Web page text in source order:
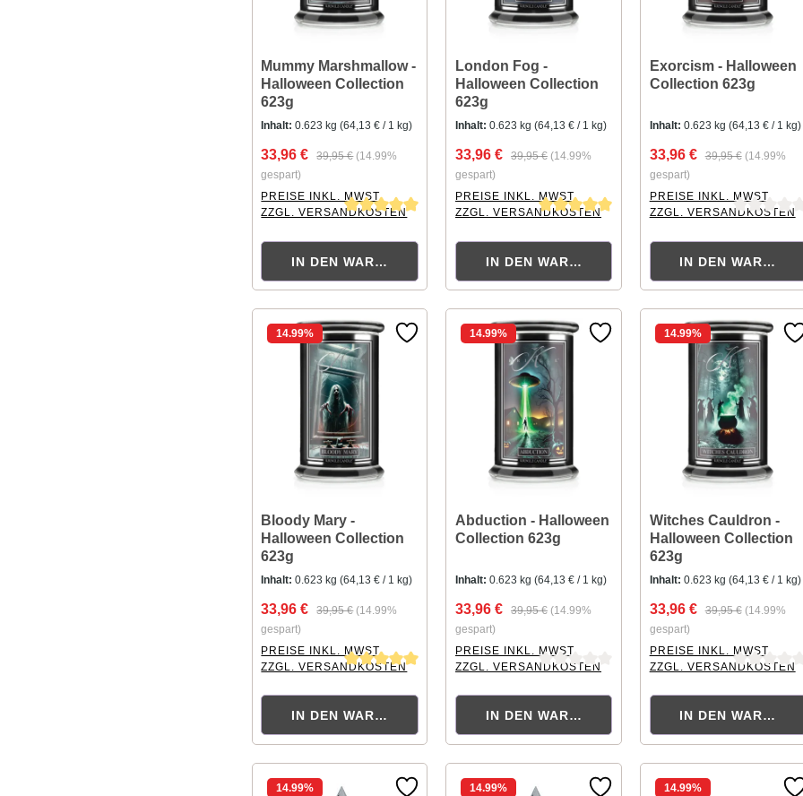
Mummy Marshmallow -
Halloween Collection
623g
Inhalt:0.623 kg(64,13 € / 1 kg)
33,96 € 39,95 € (14.99%
gespart)
PREISE INKL. MWST.
ZZGL. VERSANDKOSTEN
IN DEN WARENKORB
London Fog -
Halloween Collection
623g
Inhalt:0.623 kg(64,13 € / 1 kg)
33,96 € 39,95 € (14.99%
gespart)
PREISE INKL. MWST.
ZZGL. VERSANDKOSTEN
IN DEN WARENKORB
Exorcism - Halloween
Collection 623g
Inhalt: 0.623 kg (64,13 € / 1 kg)
33,96 € 39,95 € (14.99%
gespart)
PREISE INKL. MWST.
ZZGL. VERSANDKOSTEN
IN DEN
14.99%
Bloody Mary -
Halloween Collection
623g
Inhalt:0.623 kg(64,13 € / 1 kg)
33,96 € 39,95 € (14.99%
gespart)
PREISE INKL. MWST.
ZZGL. VERSANDKOSTEN
IN DEN WARENKORB
14.99%
Abduction - Halloween
Collection 623g
Inhalt:0.623 kg(64,13 € / 1 kg)
33,96 € 39,95 € (14.99%
gespart)
PREISE INKL. MWST.
ZZGL. VERSANDKOSTEN
IN DEN WARENKORB
14.99%
Witches Cauldron -
Halloween Collection
623g
Inhalt: 0.623 kg (64,13 € / 1 kg)
33,96 € 39,95 € (14.99%
gespart)
PREISE INKL. MWST.
ZZGL. VERSANDKOSTEN
IN DEN
14.99% 14.99% 14.99%